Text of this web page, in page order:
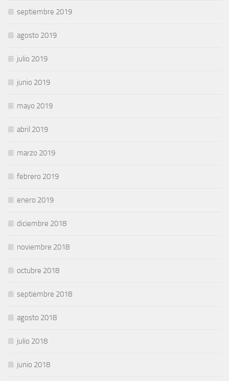
septiembre 2019
agosto 2019
julio 2019
junio 2019
mayo 2019
abril 2019
marzo 2019
febrero 2019
enero 2019
diciembre 2018
noviembre 2018
octubre 2018
septiembre 2018
agosto 2018
julio 2018
junio 2018